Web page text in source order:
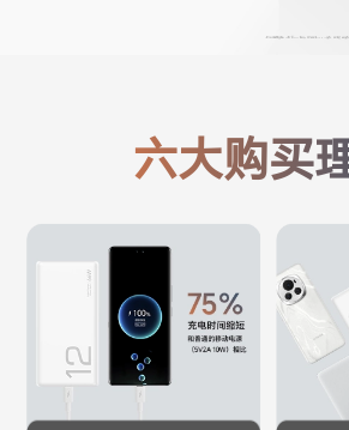
*此移动电源支持SCP协议66W快充，兼容荣耀Magic系列、荣耀数字系
六大购买